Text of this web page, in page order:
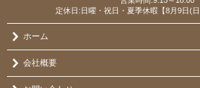
定休日:日曜・祝日・夏季休暇【8月9日(日
ホーム
会社概要